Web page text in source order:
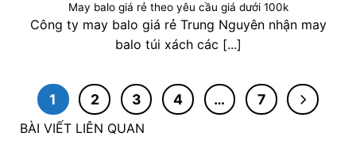
May balo giá rẻ theo yêu cầu giá dưới 100k
Công ty may balo giá rẻ Trung Nguyên nhận may
balo túi xách các [...]
1 2 3 4 … 7
BÀI VIẾT LIÊN QUAN